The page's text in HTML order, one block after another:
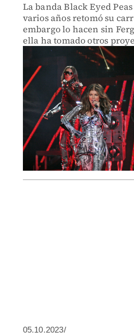
La banda Black Eyed
varios años retomó su
embargo lo hacen sin
ella ha tomado otros
decimos qué fue de su
05.10.2023/